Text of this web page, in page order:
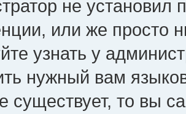
не установил
или же просто
узнать у
нужный вам
существует, то вы